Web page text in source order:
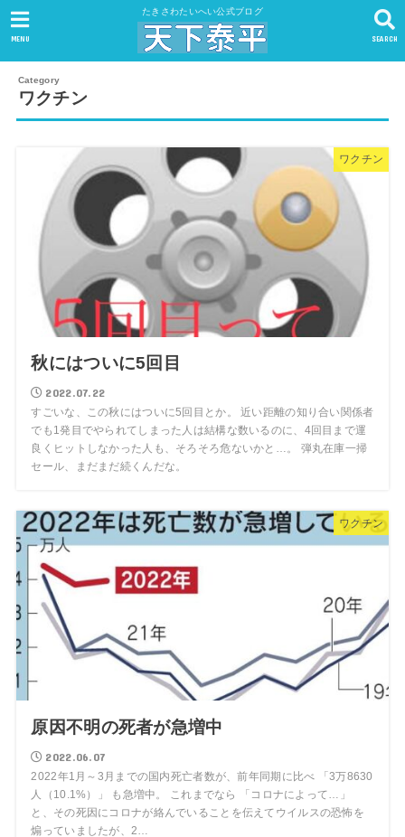
たきさわたいへい公式ブログ
SEARCH
MENU
ワクチン
ワクチン
秋にはついに5回目
2022.07.22
すごいな、この秋にはついに5回目とか。 近い距離の知り合い関係者
でも1発目でやられてしまった人は結構な数いるのに、4回目まで運
良くヒットしなかった人も、そろそろ危ないかと…。 弾丸在庫一掃
セール、まだまだ続くんだな。
ワクチン
原因不明の死者が急増中
2022.06.07
2022年1月～3月までの国内死亡者数が、前年同期に比べ 「3万8630
人（10.1%）」 も急増中。 これまでなら 「コロナによって…」
と、その死因にコロナが絡んでいることを伝えてウイルスの恐怖を
煽っていましたが、2…